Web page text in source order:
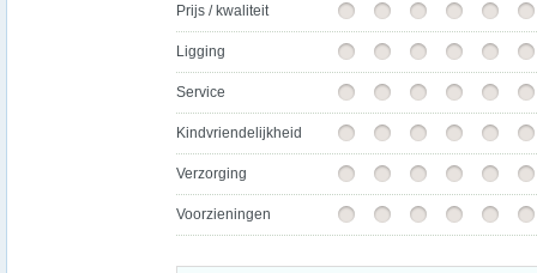
Prijs / kwaliteit
Ligging
Service
Kindvriendelijkheid
Verzorging
Voorzieningen